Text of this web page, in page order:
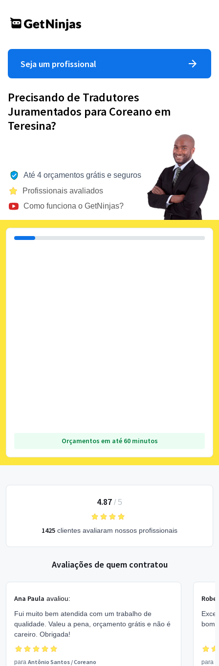
Seja um profissional
Precisando de Tradutores
Juramentados para Coreano em
Teresina?
Até 4 orçamentos grátis e seguros
Profissionais avaliados
Como funciona o GetNinjas?
Orçamentos em até 60 minutos
4.87 / 5
1425 clientes avaliaram nossos profissionais
Avaliações de quem contratou
Ana Paula avaliou:
Fui muito bem atendida com um trabalho de
qualidade. Valeu a pena, orçamento grátis e não é
careiro. Obrigada!
para Antônio Santos /Coreano
bom
para